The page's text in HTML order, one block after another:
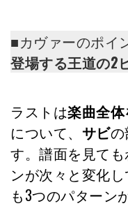
■カヴァーのポイ
登場する王道の2
ラストは楽曲全
について、 サビ
す。譜面を見て
ンが次々と変化
も3つのパターン